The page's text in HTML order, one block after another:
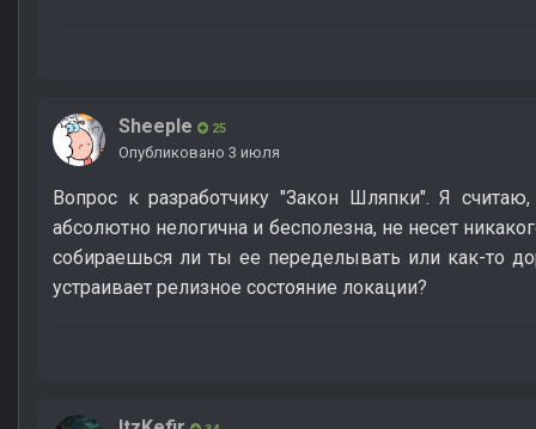
Sheeple 25
Опубликовано 3 июля
Вопрос к разработчику "Закон Шляпки". Я
абсолютно нелогична и бесполезна, не несет
собираешься ли ты ее переделывать или как-то
устраивает релизное состояние локации?